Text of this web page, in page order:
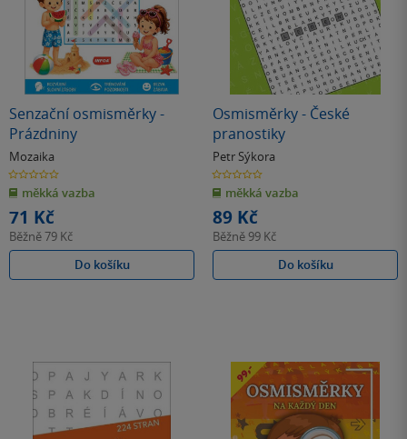
Senzační osmisměrky -
Prázdniny
Mozaika
0.0
z
5
hvězdiček
měkká vazba
71 Kč
Běžně79 Kč
Do košíku
Osmisměrky - České
pranostiky
Petr Sýkora
0.0
z
5
hvězdiček
měkká vazba
89 Kč
Běžně 99 Kč
Do košíku